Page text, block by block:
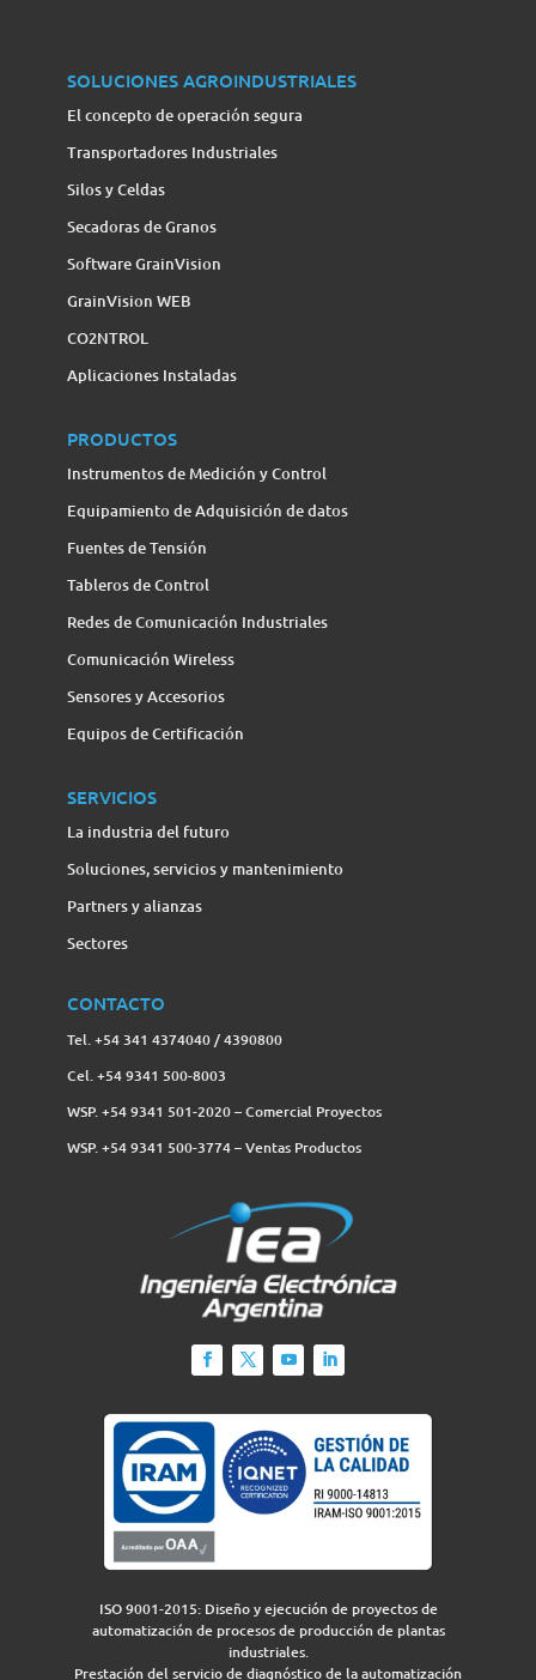
SOLUCIONES AGROINDUSTRIALES
El concepto de operación segura
Transportadores Industriales
Silos y Celdas
Secadoras de Granos
Software GrainVision
GrainVision WEB
CO2NTROL
Aplicaciones Instaladas
PRODUCTOS
Instrumentos de Medición y Control
Equipamiento de Adquisición de datos
Fuentes de Tensión
Tableros de Control
Redes de Comunicación Industriales
Comunicación Wireless
Sensores y Accesorios
Equipos de Certificación
SERVICIOS
La industria del futuro
Soluciones, servicios y mantenimiento
Partners y alianzas
Sectores
CONTACTO
Tel. +54 341 4374040 / 4390800
Cel. +54 9341 500-8003
WSP. +54 9341 501-2020 – Comercial Proyectos
WSP. +54 9341 500-3774‬ – Ventas Productos
ISO 9001-2015: Diseño y ejecución de proyectos de
automatización de procesos de producción de plantas
industriales.
Prestación del servicio de diagnóstico de la automatización